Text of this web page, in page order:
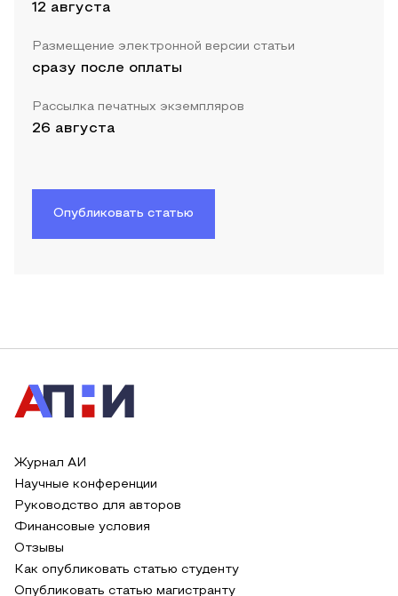
12 августа
Размещение электронной версии статьи
сразу после оплаты
Рассылка печатных экземпляров
26 августа
Опубликовать статью
Журнал АИ
Научные конференции
Руководство для авторов
Финансовые условия
Отзывы
Как опубликовать статью студенту
Опубликовать статью магистранту